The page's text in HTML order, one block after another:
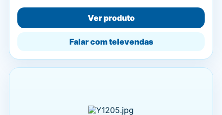
Ver produto
Falar com televendas